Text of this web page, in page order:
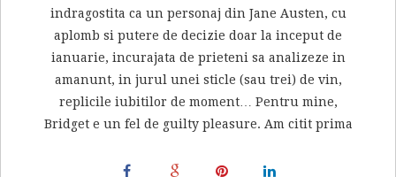
indragostita ca un personaj din Jane Austen, cu
aplomb si putere de decizie doar la inceput de
ianuarie, incurajata de prieteni sa analizeze in
amanunt, in jurul unei sticle (sau trei) de vin,
replicile iubitilor de moment… Pentru mine,
Bridget e un fel de guilty pleasure. Am citit prima